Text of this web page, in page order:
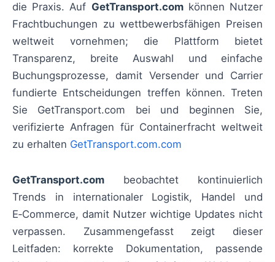
die Praxis. Auf GetTransport.comkönnen Nutzer
Frachtbuchungen zu wettbewerbsfähigen Preisen
weltweit vornehmen; die Plattform bietet
Transparenz, breite Auswahl und einfache
Buchungsprozesse, damit Versender und Carrier
fundierte Entscheidungen treffen können. Treten
Sie GetTransport.com bei und beginnen Sie,
verifizierte Anfragen für Containerfracht weltweit
zu erhalten GetTransport.com.com
GetTransport.com beobachtet kontinuierlich
Trends in internationaler Logistik, Handel und
E‑Commerce, damit Nutzer wichtige Updates nicht
verpassen. Zusammengefasst zeigt dieser
Leitfaden: korrekte Dokumentation, passende